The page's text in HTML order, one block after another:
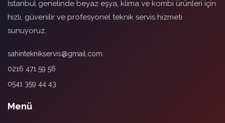
İstanbul genelinde beyaz eşya, klima ve kombi ürünleri için
hızlı, güvenilir ve profesyonel teknik servis hizmeti
sunuyoruz.
sahinteknikservis@gmail.com
0216 471 59 56
0541 359 44 43
Menü